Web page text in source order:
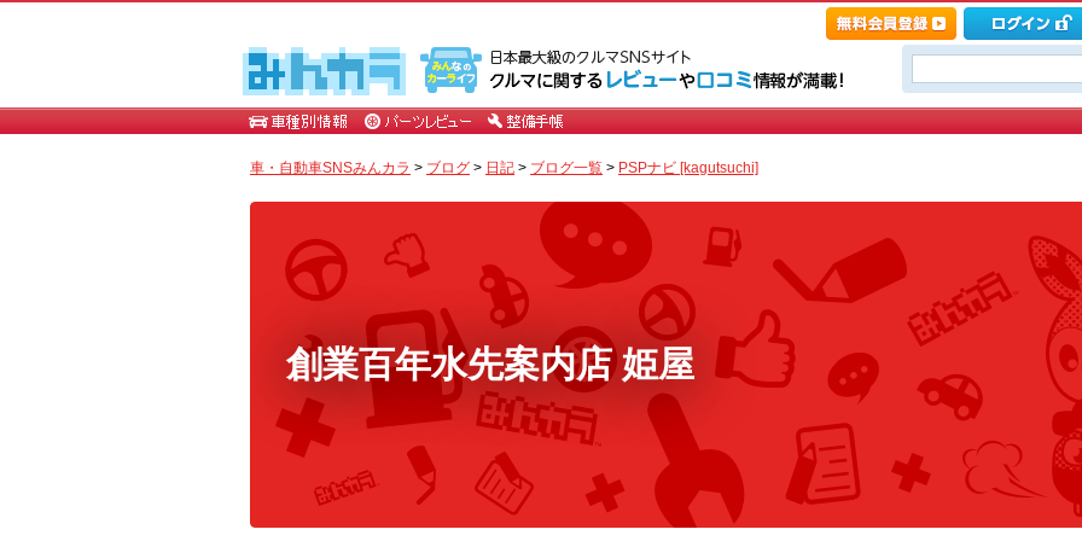
車・自動車SNSみんカラ > ブログ > 日記 > ブログ一覧 > PSPナビ [kagutsuchi]
創業百年水先案内店 姫屋